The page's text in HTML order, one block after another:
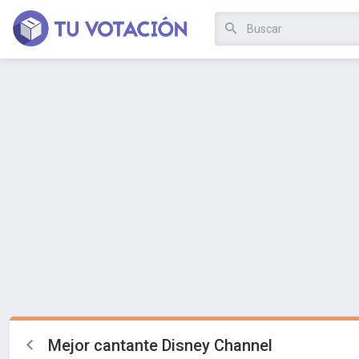
Mejor cantante Disney Channel